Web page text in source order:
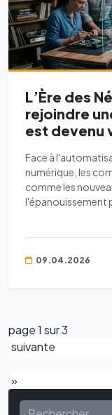
L’Ère des
rejoindre
est devenu
Face à
numérique, les
comme les
l'épanouissement
09.04.2026
page 1 sur 3
suivante
»